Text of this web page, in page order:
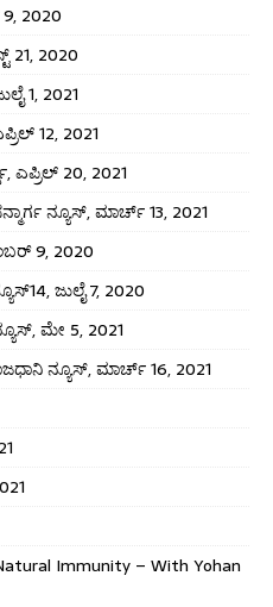
2020
2020
1, 2021
12, 2021
ಎಪ್ರಿಲ್ 20, 2021
ನ್ಯೂಸ್, ಮಾರ್ಚ್ 13, 2021
9, 2020
ಜುಲೈ 7, 2020
ಮೇ 5, 2021
ನ್ಯೂಸ್, ಮಾರ್ಚ್ 16, 2021
Immunity – With Yohan